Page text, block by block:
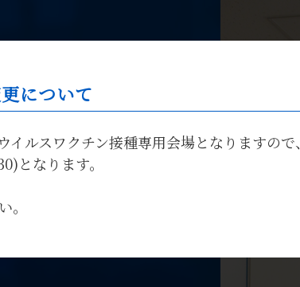
について
ルスワクチン接種専用会場となりますので、
となります。
り治療に用いる療法